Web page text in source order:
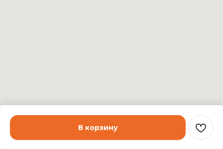
В корзину